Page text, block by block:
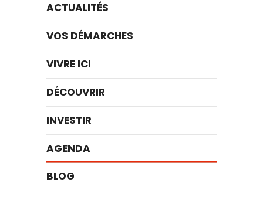
ACTUALITÉS
VOS DÉMARCHES
VIVRE ICI
DÉCOUVRIR
INVESTIR
AGENDA
BLOG